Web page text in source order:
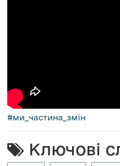
#ми_частина_змін
Ключові